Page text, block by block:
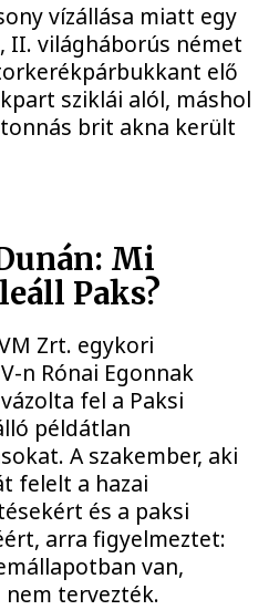
vízállása miatt egy
II. világháborús német
elő
sziklái alól, máshol
brit akna került
Mi
Paks?
Zrt. egykori
n Rónai Egonnak
fel a Paksi
példátlan
A szakember, aki
felelt a hazai
és a paksi
arra figyelmeztet:
van,
tervezték.